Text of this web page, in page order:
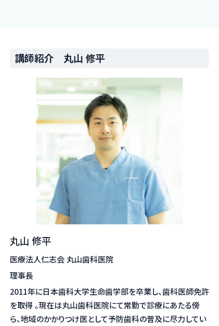
講師紹介 丸山 修平
丸山 修平
医療法人仁志会 丸山歯科医院
理事長
2011年に日本歯科大学生命歯学部を卒業し、歯科医師免許
を取得 。現在は丸山歯科医院にて常勤で診療にあたる傍
ら、地域のかかりつけ医として予防歯科の普及に尽力してい